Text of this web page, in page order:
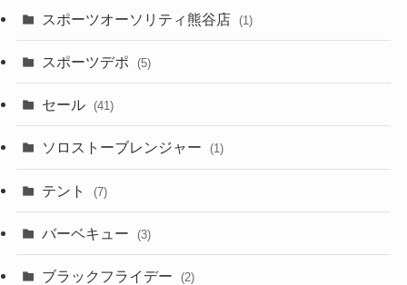
スポーツオーソリティ熊谷店 (1)
スポーツデポ (5)
セール (41)
ソロストーブレンジャー (1)
テント (7)
バーベキュー (3)
ブラックフライデー (2)